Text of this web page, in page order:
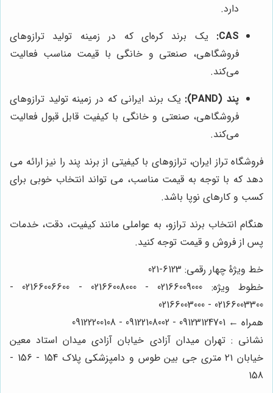
دارد.
CAS:
یک برند کره‌ای که در زمینه تولید ترازوهای
فروشگاهی، صنعتی و خانگی با قیمت مناسب فعالیت
می‌کند.
پند (PAND):
یک برند ایرانی که در زمینه تولید ترازوهای
فروشگاهی، صنعتی و خانگی با کیفیت قابل قبول فعالیت
می‌کند.
فروشگاه تراز ایران، ترازوهای با کیفیتی از برند پند را نیز ارائه می
دهد که با توجه به قیمت مناسب، می تواند انتخاب خوبی برای
کسب و کارهای نوپا باشد.
هنگام انتخاب برند ترازو، به عواملی مانند کیفیت، دقت، خدمات
پس از فروش و قیمت توجه کنید.
خط ویژۀ چهار رقمی: 6123-021
خطوط ویژه: 02166009000 - 02166008000 - 02166006600 -
02166003300 - 02166003000
همراه ← 09123124701 - 09122108002 - 09122200108
نشانی : تهران میدان آزادی خیابان آزادی میدان استاد معین
خیابان ۲۱ متری جی بین طوس و دامپزشکی پلاک 154 - 156 -
158